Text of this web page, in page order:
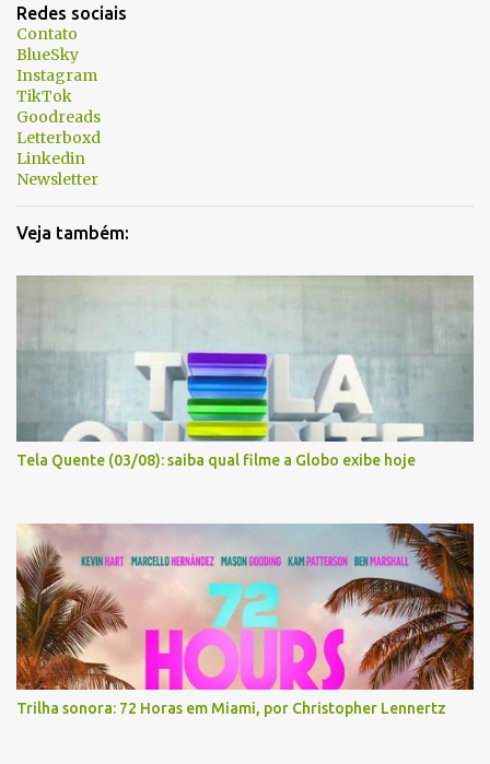
á
r
i
o
s
Redes sociais
Contato
BlueSky
Instagram
TikTok
Goodreads
Letterboxd
Linkedin
Newsletter
Veja também:
Tela Quente (03/08): saiba qual filme a Globo exibe hoje
Trilha sonora: 72 Horas em Miami, por Christopher Lennertz